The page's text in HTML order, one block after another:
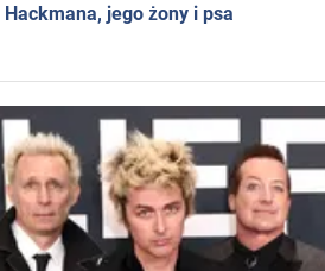
jego żony i psa